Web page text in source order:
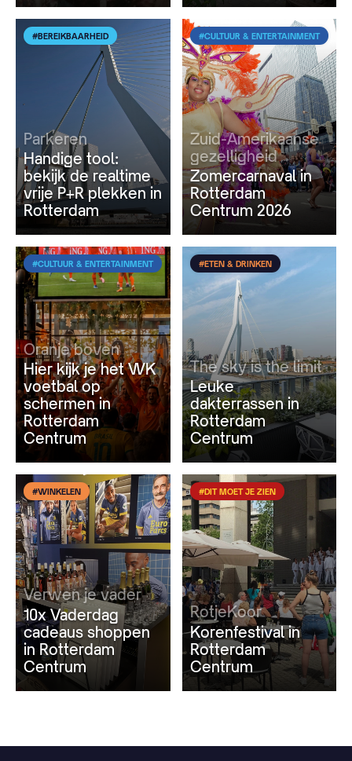
#BEREIKBAARHEID
Parkeren
Handige tool:
bekijk de realtime
vrije P+R plekken in
Rotterdam
#CULTUUR & ENTERTAINMENT
Zuid-Amerikaanse
gezelligheid
Zomercarnaval in
Rotterdam
Centrum 2026
#CULTUUR & ENTERTAINMENT
Oranje boven
Hier kijk je het WK
voetbal op
schermen in
Rotterdam
Centrum
#ETEN & DRINKEN
The sky is the limit
Leuke
dakterrassen in
Rotterdam
Centrum
#WINKELEN
Verwen je vader
10x Vaderdag
cadeaus shoppen
in Rotterdam
Centrum
#DIT MOET JE ZIEN
RotjeKoor
Korenfestival in
Rotterdam
Centrum